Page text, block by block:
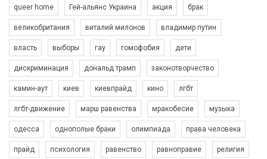
Зупинимо насильство проти ЛГБТ в Україні! Stop violence against LGBT in Ukraine!
6/30/2017
Емоційний та вражаючий промо-ролік на конкурс PACT, який
представляє програму "Гей-альянс Україна" з протидії
queer home Гей-альянс Украина акция брак
великобритания виталий милонов владимир путин
власть выборы гау гомофобия дети
дискриминация дональд трамп законотворчество
камин-аут киев киевпрайд кино лгбт
лгбт-движение марш равенства мракобесие музыка
одесса однополые браки олимпиада права человека
прайд психология равенство равноправие религия